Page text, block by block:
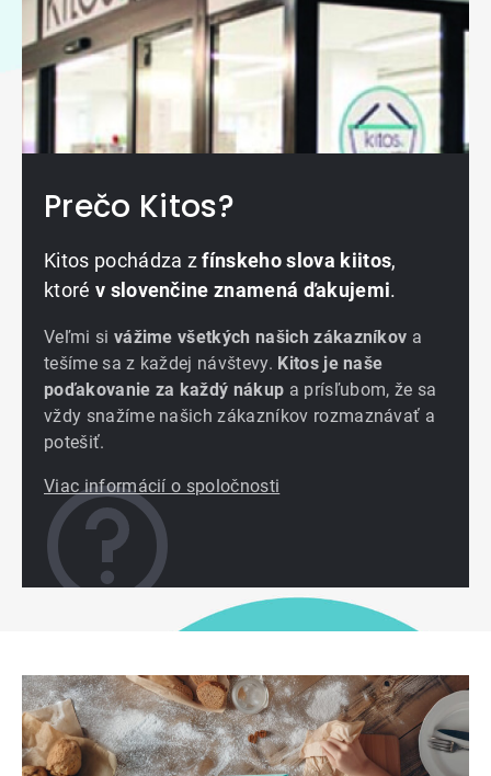
Prečo Kitos?
Kitos pochádza zfínskeho slova kiitos,
ktoré v slovenčine znamená ďakujemi.
Veľmi si vážime všetkých našich zákazníkov a
tešíme sa z každej návštevy. Kitos je naše
poďakovanie za každý nákup a prísľubom, že sa
vždy snažíme našich zákazníkov rozmaznávať a
potešiť.
Viac informácií o spoločnosti